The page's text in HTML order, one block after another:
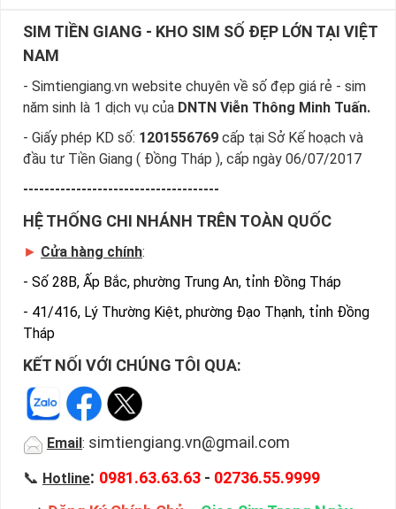
SIM TIỀN GIANG - KHO SIM SỐ ĐẸP LỚN TẠI VIỆT
NAM
- Simtiengiang.vn website chuyên về số đẹp giá rẻ - sim
năm sinh là 1 dịch vụ của DNTN Viễn Thông Minh Tuấn.
- Giấy phép KD số: 1201556769 cấp tại Sở Kế hoạch và
đầu tư Tiền Giang ( Đồng Tháp ), cấp ngày 06/07/2017
-------------------------------------
HỆ THỐNG CHI NHÁNH TRÊN TOÀN QUỐC
► Cửa hàng chính:
- Số 28B, Ấp Bắc, phường Trung An, tỉnh Đồng Tháp
- 41/416, Lý Thường Kiệt, phường Đạo Thạnh, tỉnh Đồng
Tháp
KẾT NỐI VỚI CHÚNG TÔI QUA:
Email : simtiengiang.vn@gmail.com
📞 Hotline: 0981.63.63.63 - 02736.55.9999